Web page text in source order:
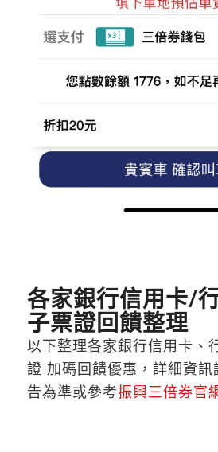
各家銀行信用卡/
子票證回饋整理
以下整理各家銀行信用卡、
證 加碼回饋優惠，詳細資
告為準或參考振興三倍券官